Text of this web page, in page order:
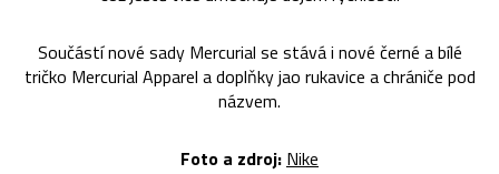
Součástí nové sady Mercurial se stává i nové černé a bílé
tričko Mercurial Apparel a doplňky jao rukavice a chrániče pod
názvem.
Foto a zdroj: Nike